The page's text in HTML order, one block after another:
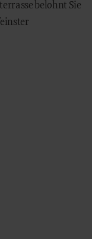
belohnt Sie